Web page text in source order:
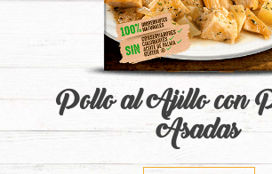
Pollo al Ajillo con
Asadas